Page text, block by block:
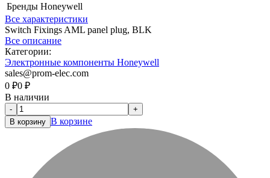
Бренды Honeywell
Все характеристики
Switch Fixings AML panel plug, BLK
Все описание
Категории:
Электронные компоненты Honeywell
sales@prom-elec.com
0 ₽0 ₽
В наличии
-
+
В корзину В корзине